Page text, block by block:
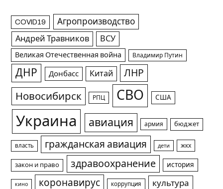
COVID19 Агропроизводство
Андрей Травников ВСУ
Великая Отечественная война Владимир Путин
ДНР Донбасс Китай ЛНР
Новосибирск РПЦ СВО США
Украина авиация армия бюджет
власть гражданская авиация дети жкх
закон и право здравоохранение история
кино коронавирус коррупция
культура